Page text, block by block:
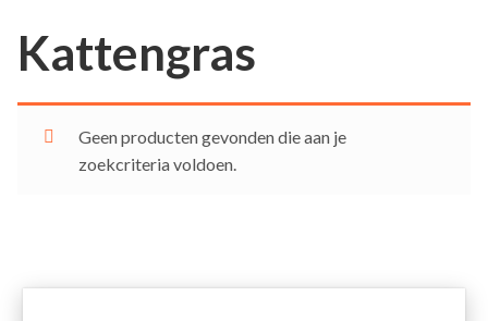
Kattengras
Geen producten gevonden die aan je
zoekcriteria voldoen.